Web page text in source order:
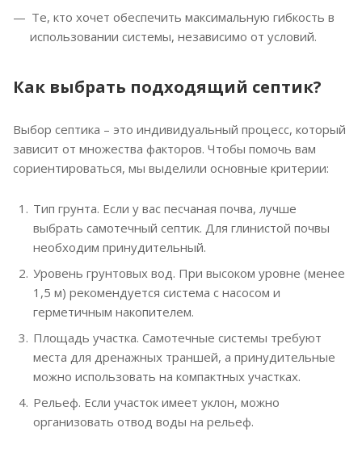
Те, кто хочет обеспечить максимальную гибкость в
использовании системы, независимо от условий.
Как выбрать подходящий септик?
Выбор септика – это индивидуальный процесс, который
зависит от множества факторов. Чтобы помочь вам
сориентироваться, мы выделили основные критерии:
Тип грунта. Если у вас песчаная почва, лучше
выбрать самотечный септик. Для глинистой почвы
необходим принудительный.
Уровень грунтовых вод. При высоком уровне (менее
1,5 м) рекомендуется система с насосом и
герметичным накопителем.
Площадь участка. Самотечные системы требуют
места для дренажных траншей, а принудительные
можно использовать на компактных участках.
Рельеф. Если участок имеет уклон, можно
организовать отвод воды на рельеф.